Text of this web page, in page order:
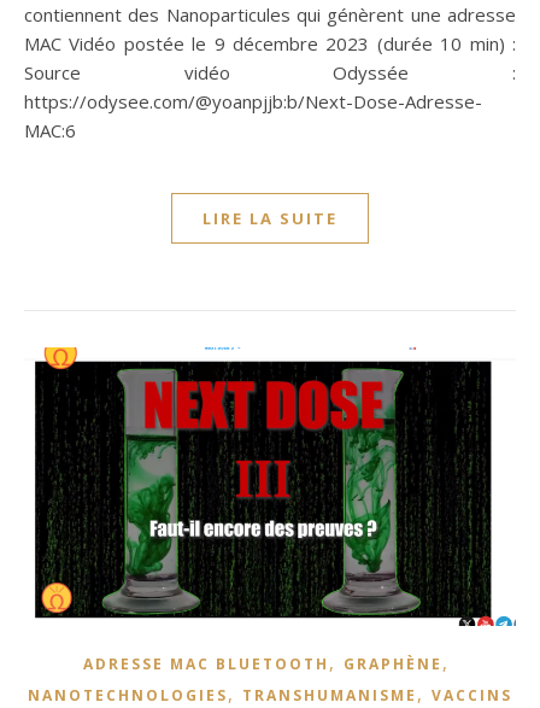
contiennent des Nanoparticules qui génèrent une adresse
MAC Vidéo postée le 9 décembre 2023 (durée 10 min) :
Source vidéo Odyssée :
https://odysee.com/@yoanpjjb:b/Next-Dose-Adresse-
MAC:6
LIRE LA SUITE
ADRESSE MAC BLUETOOTH , GRAPHÈNE ,
NANOTECHNOLOGIES, TRANSHUMANISME , VACCINS